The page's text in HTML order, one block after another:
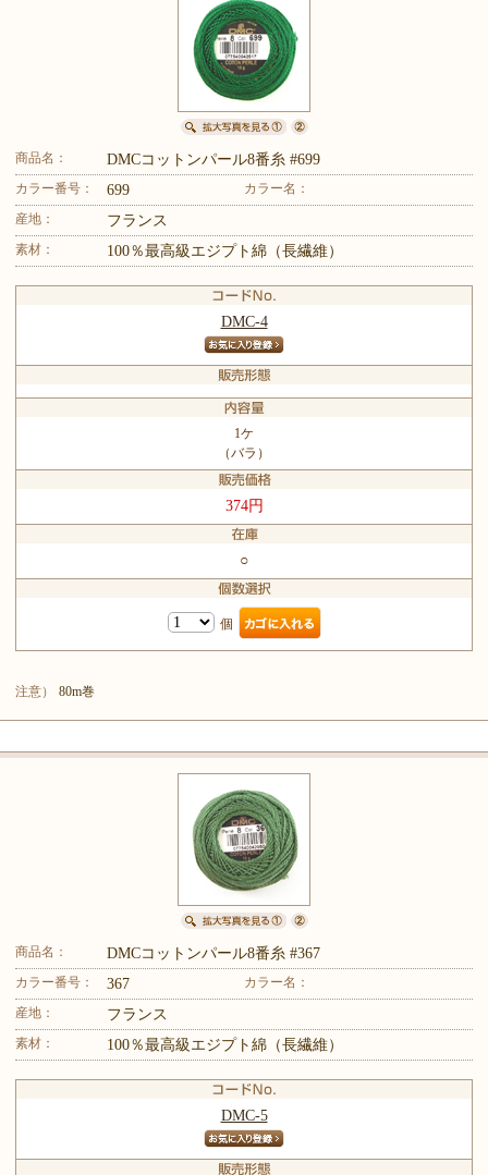
商品名： DMCコットンパール8番糸 #699
カラー番号： 699
カラー名：
産地：
フランス
素材： 100％最高級エジプト綿（長繊維）
DMC-4
1ケ
（バラ）
374円
○
個
注意） 80m巻
商品名： DMCコットンパール8番糸 #367
カラー番号： 367
カラー名：
産地：
フランス
素材： 100％最高級エジプト綿（長繊維）
DMC-5